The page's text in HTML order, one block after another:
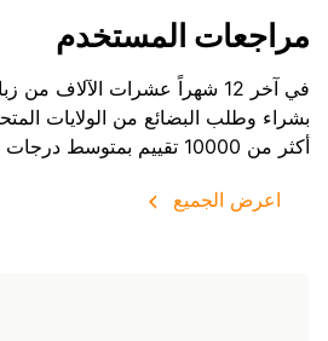
مراجعات المستخدم
في آخر 12 شهراً عشرات الآلاف من
بشراء وطلب البضائع من الولايات
أكثر من 10000 تقييم بمتوسط درجات 4.78 من 5 درجات.
اعرض الجميع